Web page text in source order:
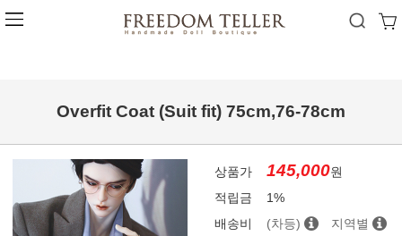
Overfit Coat (Suit fit) 75cm,76-78cm
상품가 145,000원
적립금
1%
배송비
(차등) 지역별